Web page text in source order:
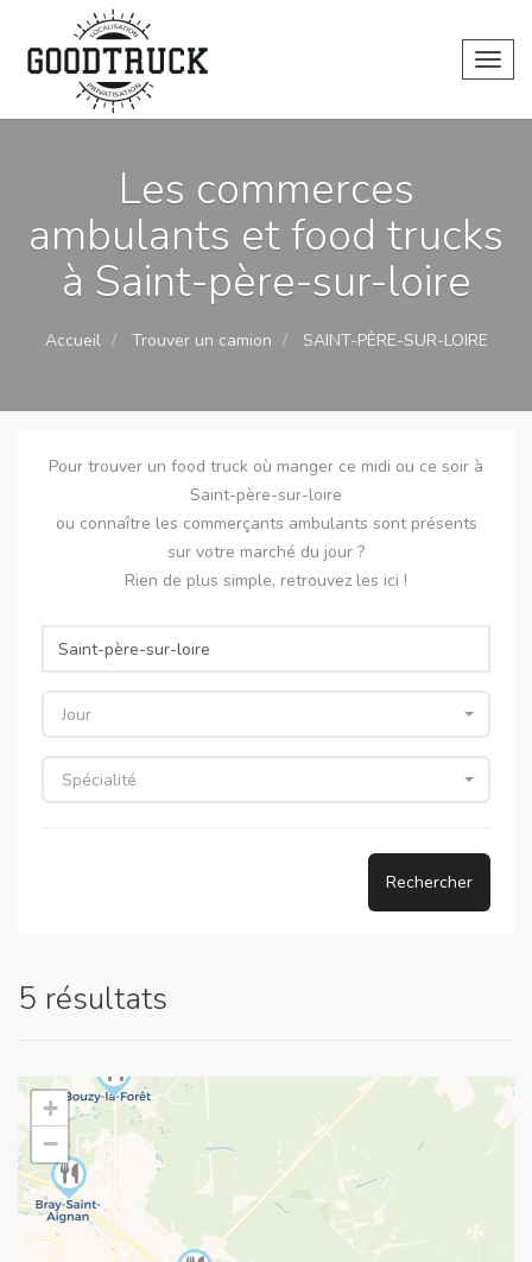
Les commerces
ambulants et food trucks
à Saint-père-sur-loire
Accueil Trouver un camion SAINT-PÈRE-SUR-LOIRE
Pour trouver un food truck où manger ce midi ou ce soir à
Saint-père-sur-loire
ou connaître les commerçants ambulants sont présents
sur votre marché du jour ?
Rien de plus simple, retrouvez les ici !
Jour
Spécialité
Rechercher
5 résultats
+
−